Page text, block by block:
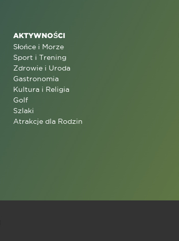
AKTYWNOŚCI
Słońce i Morze
Sport i Trening
Zdrowie i Uroda
Gastronomia
Kultura i Religia
Golf
Szlaki
Atrakcje dla Rodzin